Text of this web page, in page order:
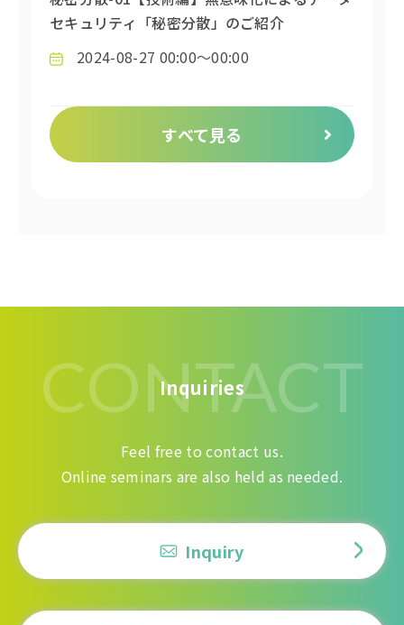
セキュリティ「秘密分散」のご紹介
2024-08-27 00:00～00:00
すべて見る
CONTACT
Inquiries
Feel free to contact us.
Online seminars are also held as needed.
Inquiry